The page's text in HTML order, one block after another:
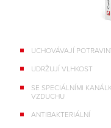
UCHOVÁVAJÍ
UDRŽUJÍ VLHKOST
SE SPECIÁLNÍMI
VZDUCHU
ANTIBAKTERIÁLNÍ